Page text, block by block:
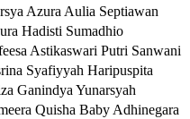
Azura Aulia Septiawan
Hadisti Sumadhio
Astikaswari Putri Sanwani
Syafiyyah Haripuspita
Ganindya Yunarsyah
Quisha Baby Adhinegara